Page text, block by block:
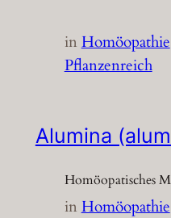
inHomöopathie
Pflanzenreich
Alumina
Homöopatisches
inHomöopathie